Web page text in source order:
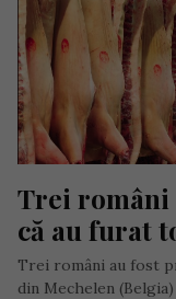
Trei români
că au furat
Trei români au fost
din Mechelen